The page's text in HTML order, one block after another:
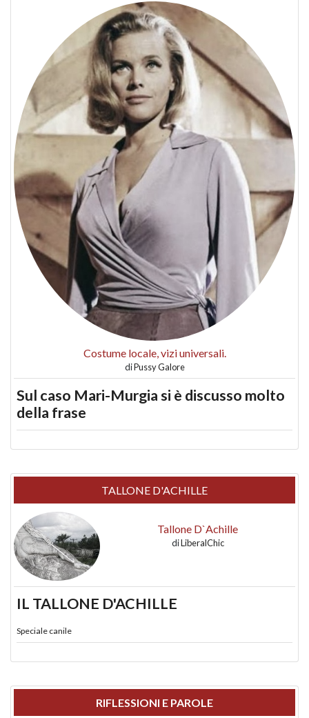
Costume locale, vizi universali.
diPussy Galore
Sul caso Mari-Murgia si è discusso molto
della frase
TALLONE D'ACHILLE
Tallone D`Achille
diLiberalChic
IL TALLONE D'ACHILLE
Speciale canile
RIFLESSIONI E PAROLE